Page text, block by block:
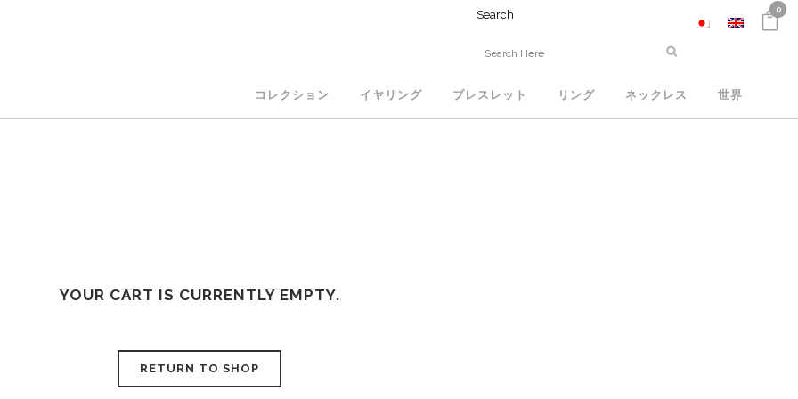
Search 0
コレクション イヤリング ブレスレット リング ネックレス 世界
YOUR CART IS CURRENTLY EMPTY.
RETURN TO SHOP